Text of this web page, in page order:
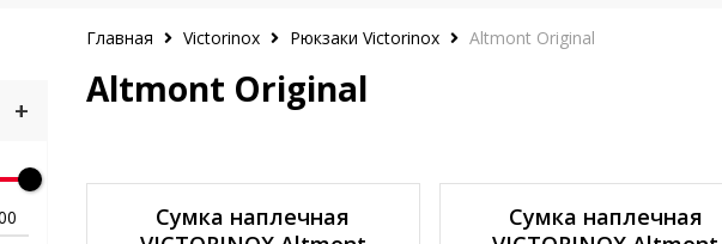
+
Главная Victorinox Рюкзаки Victorinox Altmont Original
Altmont Original
Сумка наплечная
Сумка наплечная